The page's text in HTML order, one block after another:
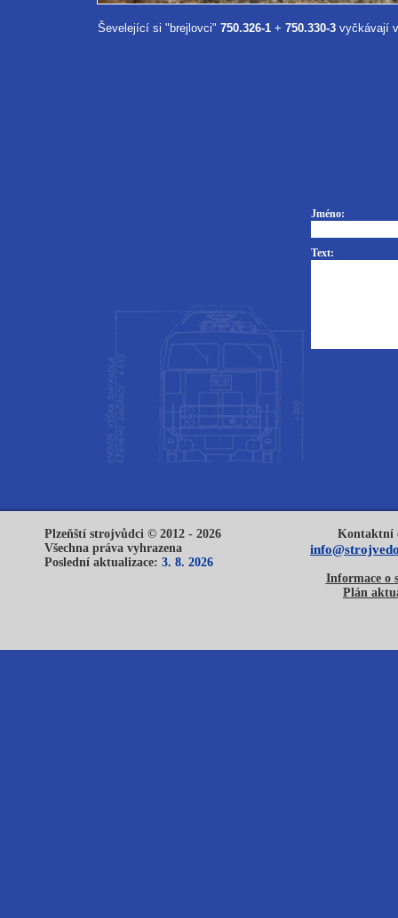
Ševelející si "brejlovci" 750.326-1 + 750.330-3 vyčkávají
Jméno:
Text:
Plzeňští strojvůdci © 2012 - 2026
Všechna práva vyhrazena
Poslední aktualizace: 3. 8. 2026
Kontaktní
Informace o
Plán